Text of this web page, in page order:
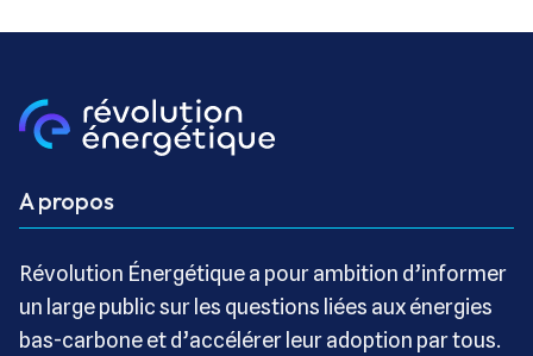
A propos
Révolution Énergétique a pour ambition d’informer
un large public sur les questions liées aux énergies
bas-carbone et d’accélérer leur adoption par tous.